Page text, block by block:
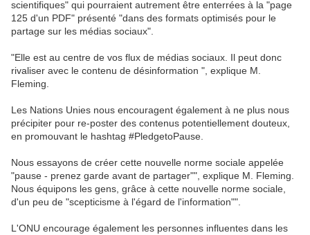
scientifiques" qui pourraient autrement être enterrées à la "page
125 d'un PDF" présenté "dans des formats optimisés pour le
partage sur les médias sociaux".
"Elle est au centre de vos flux de médias sociaux. Il peut donc
rivaliser avec le contenu de désinformation ", explique M.
Fleming.
Les Nations Unies nous encouragent également à ne plus nous
précipiter pour re-poster des contenus potentiellement douteux,
en promouvant le hashtag #PledgetoPause.
Nous essayons de créer cette nouvelle norme sociale appelée
"pause - prenez garde avant de partager"", explique M. Fleming.
Nous équipons les gens, grâce à cette nouvelle norme sociale,
d'un peu de "scepticisme à l'égard de l'information"".
L'ONU encourage également les personnes influentes dans les